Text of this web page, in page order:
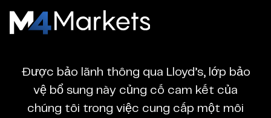
M4Markets
CFD
Trading
Regulated
Được bảo lãnh thông qua Lloyd’s, lớp bảo
vệ bổ sung này củng cố cam kết của
chúng tôi trong việc cung cấp một môi